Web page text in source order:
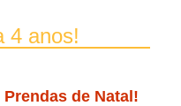
4 anos!
de Natal!